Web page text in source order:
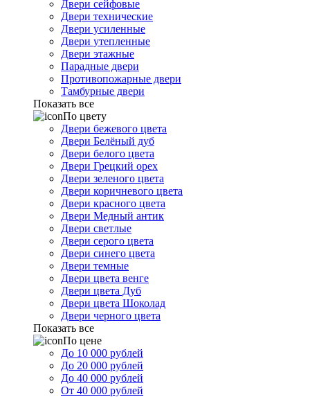
Двери сейфовые
Двери технические
Двери усиленные
Двери утепленные
Двери этажные
Парадные двери
Противопожарные двери
Тамбурные двери
Показать все
По цвету
Двери бежевого цвета
Двери Белёный дуб
Двери белого цвета
Двери Грецкий орех
Двери зеленого цвета
Двери коричневого цвета
Двери красного цвета
Двери Медный антик
Двери светлые
Двери серого цвета
Двери синего цвета
Двери темные
Двери цвета венге
Двери цвета Дуб
Двери цвета Шоколад
Двери черного цвета
Показать все
По цене
До 10 000 рублей
До 20 000 рублей
До 40 000 рублей
От 40 000 рублей